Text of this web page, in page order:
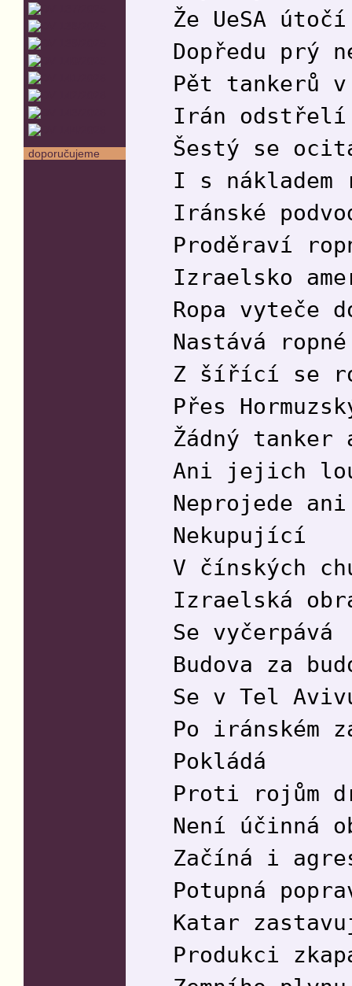
doporučujeme
Že UeSA útočí
Dopředu prý
Pět tankerů
Irán odstřelí
Šestý se
I s nákladem
Iránské
Proděraví
Izraelsko
Ropa vyteče
Nastává
Z šířící se
Přes
Žádný tanker
Ani jejich
Neprojede
Nekupující
V čínských
Izraelská
Se vyčerpává
Budova za
Se v Tel
Po iránském
Pokládá
Proti rojům
Není účinná
Začíná i
Potupná
Katar
Produkci